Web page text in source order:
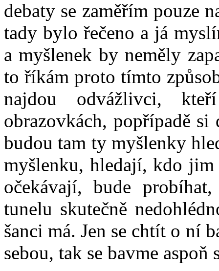
debaty se zaměřím pouze
tady bylo řečeno a já
a myšlenek by neměly
to říkám proto tímto
najdou odvážlivci,
obrazovkách, popřípadě si
budou tam ty myšlenky
myšlenku, hledají, kdo
očekávají, bude
tunelu skutečně
šanci má. Jen se chtít o ní
sebou, tak se bavme aspoň